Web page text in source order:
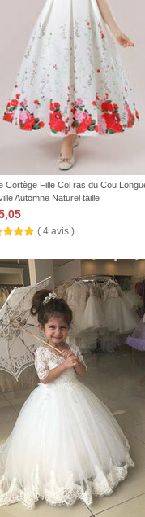
Cortège Fille Col ras du Cou
Automne Naturel taille
( 4 avis )